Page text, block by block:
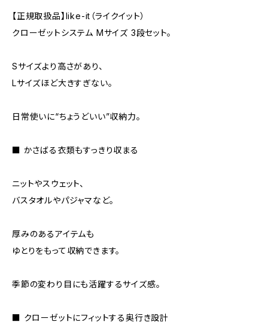
【正規取扱品】like-it（ライクイット）
クローゼットシステム Mサイズ 3段セット。
Sサイズより高さがあり、
Lサイズほど大きすぎない。
日常使いに“ちょうどいい”収納力。
■ かさばる衣類もすっきり収まる
ニットやスウェット、
バスタオルやパジャマなど。
厚みのあるアイテムも
ゆとりをもって収納できます。
季節の変わり目にも活躍するサイズ感。
■ クローゼットにフィットする奥行き設計